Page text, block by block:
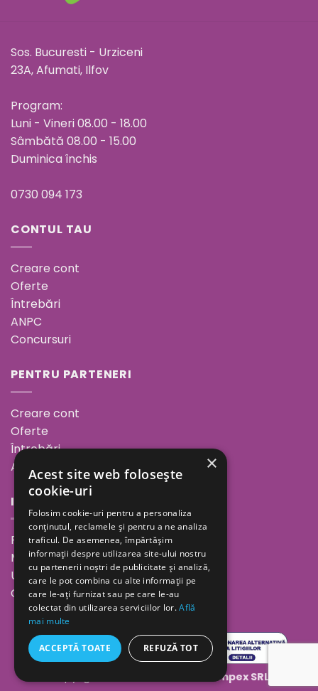
Sos. Bucuresti - Urziceni
23A, Afumati, Ilfov
Program:
Luni - Vineri 08.00 - 18.00
Sâmbătă 08.00 - 15.00
Duminica închis
0730 094 173
CONTUL TAU
Creare cont
Oferte
Întrebări
ANPC
Concursuri
PENTRU PARTENERI
Creare cont
Oferte
Întrebări
ANPC
INFORMAȚII
Povestea noastră
Minutul de inspirație
Unde ne găsești
Cariere
Geolaila Comimpex SRL
×
Acest site web folosește
cookie-uri
Folosim cookie-uri pentru a personaliza
conținutul, reclamele și pentru a ne analiza
traficul. De asemenea, împărtășim
informații despre utilizarea site-ului nostru
cu partenerii noștri de publicitate și analiză,
care le pot combina cu alte informații pe
care le-ați furnizat sau pe care le-au
colectat din utilizarea serviciilor lor.Află
mai multe
ACCEPTĂ TOATE REFUZĂ TOT